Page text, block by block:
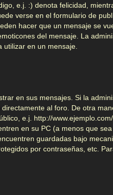
e.j. :) denota felicidad,
verse en el formulario de
hacer que un mensaje se
del mensaje. La
en un mensaje.
en sus mensajes. Si la
al foro. De otra
e.j. http://
en su PC (a menos que
guardadas bajo
por contraseñas, etc.